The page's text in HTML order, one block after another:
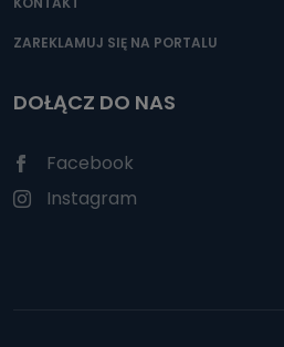
ZAREKLAMUJ SIĘ NA PORTALU
DOŁĄCZ DO NAS
Facebook
Instagram